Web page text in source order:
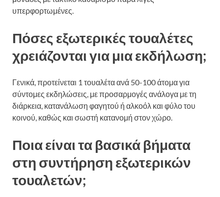
υπερφορτωμένες.
Πόσες εξωτερικές τουαλέτες
χρειάζονται για μια εκδήλωση;
Γενικά, προτείνεται 1 τουαλέτα ανά 50-100 άτομα για
σύντομες εκδηλώσεις, με προσαρμογές ανάλογα με τη
διάρκεια, κατανάλωση φαγητού ή αλκοόλ και φύλο του
κοινού, καθώς και σωστή κατανομή στον χώρο.
Ποια είναι τα βασικά βήματα
στη συντήρηση εξωτερικών
τουαλετών;